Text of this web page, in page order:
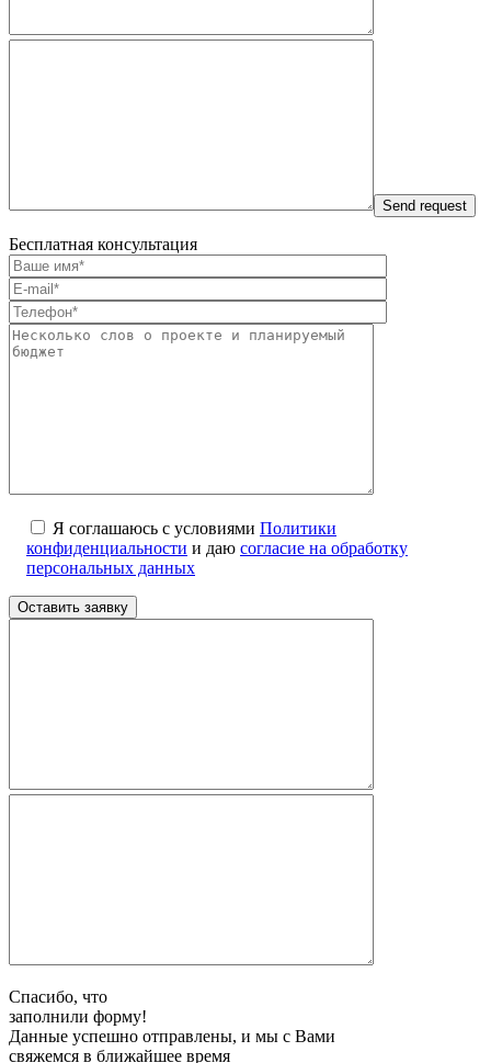
Бесплатная консультация
Я соглашаюсь с условиями Политики
конфиденциальности и даю согласие на обработку
персональных данных
Спасибо, что
заполнили форму!
Данные успешно отправлены, и мы с Вами
свяжемся в ближайшее время